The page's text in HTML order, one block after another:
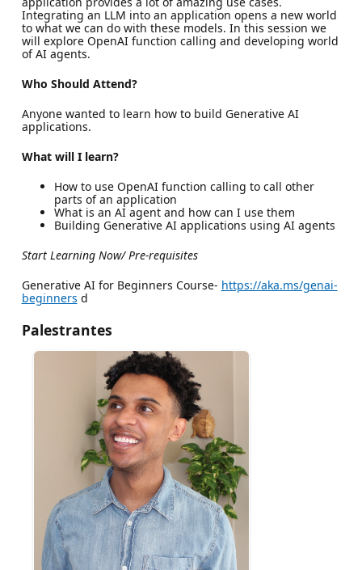
Integrating an LLM into an application opens a new world
to what we can do with these models. In this session we
will explore OpenAI function calling and developing world
of AI agents.
Who Should Attend?
Anyone wanted to learn how to build Generative AI
applications.
What will I learn?
How to use OpenAI function calling to call other
parts of an application
What is an AI agent and how can I use them
Building Generative AI applications using AI agents
Start Learning Now/ Pre-requisites
Generative AI for Beginners Course- https://aka.ms/genai-
beginners d
Palestrantes